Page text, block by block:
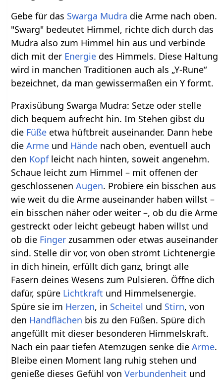
Gebe für das Swarga Mudra die Arme nach oben.
"Swarg" bedeutet Himmel, richte dich durch das
Mudra also zum Himmel hin aus und verbinde
dich mit der Energie des Himmels. Diese Haltung
wird in manchen Traditionen auch als „Y-Rune“
bezeichnet, da man gewissermaßen ein Y formt.
Praxisübung Swarga Mudra: Setze oder stelle
dich bequem aufrecht hin. Im Stehen gibst du
die Füße etwa hüftbreit auseinander. Dann hebe
dieArme und Hände nach oben, eventuell auch
den Kopfleicht nach hinten, soweit angenehm.
Schaue leicht zum Himmel – mit offenen der
geschlossenenAugen. Probiere ein bisschen aus
wie weit du die Arme auseinander haben willst –
ein bisschen näher oder weiter –, ob du die Arme
gestreckt oder leicht gebeugt haben willst und
ob die Finger zusammen oder etwas auseinander
sind. Stelle dir vor, von oben strömt Lichtenergie
in dich hinein, erfüllt dich ganz, bringt alle
Fasern deines Wesens zum Pulsieren. Öffne dich
dafür, spüre Lichtkraft und Himmelsenergie.
Spüre sie im Herzen, in Scheitel und Stirn, von
den Handflächen bis zu den Füßen. Spüre dich
angefüllt mit dieser besonderen Himmelskraft.
Nach ein paar tiefen Atemzügen senke dieArme.
Bleibe einen Moment lang ruhig stehen und
genieße dieses Gefühl vonVerbundenheit und